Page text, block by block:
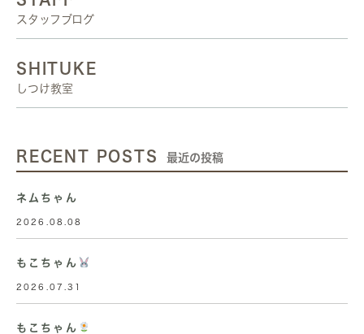
スタッフブログ
SHITUKE
しつけ教室
RECENT POSTS 最近の投稿
ネムちゃん
2026.08.08
もこちゃん
2026.07.31
もこちゃん